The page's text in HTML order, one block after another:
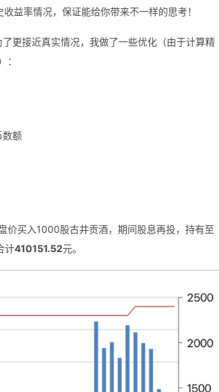
益率情况，保证能给你带来不一样的思考！
更接近真实情况，我做了一些优化（由于计算精
：
数额
买入1000股古井贡酒，期间股息再投，持有至
计410151.52元。